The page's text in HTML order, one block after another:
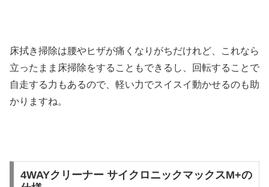
床拭き掃除は腰やヒザが痛くなりがちだけれど、これなら
立ったまま床掃除をすることもできるし、回転することで
自走する力もあるので、軽い力でスイスイ動かせるのも助
かりますね。
4WAYクリーナー サイクロニックマックスM+の